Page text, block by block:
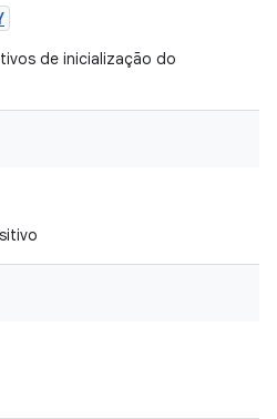
de inicialização do